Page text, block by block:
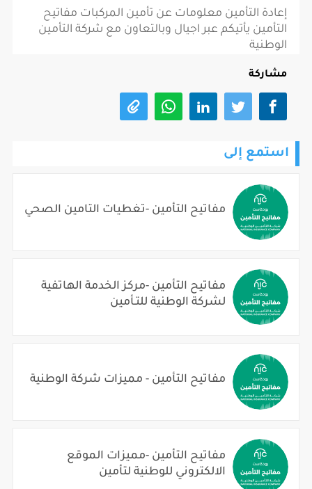
إعادة التأمين معلومات عن تأمين المركبات مفاتيح
التأمين يأتيكم عبر اجيال وبالتعاون مع شركة التأمين
الوطنية
مشاركة
استمع إلى
مفاتيح التأمين -تغطيات التامين الصحي
مفاتيح التأمين -مركز الخدمة الهاتفية
لشركة الوطنية للتـأمين
مفاتيح التأمين - مميزات شركة الوطنية
مفاتيح التأمين -مميزات الموقع
الالكتروني للوطنية لتأمين